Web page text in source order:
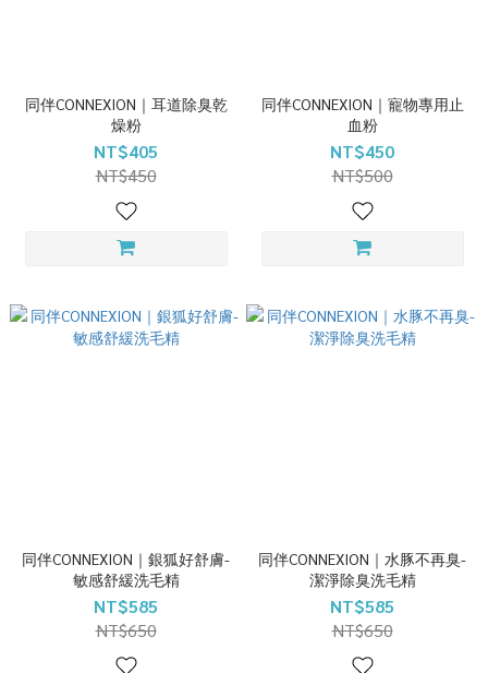
同伴CONNEXION｜耳道除臭乾
燥粉
NT$405
NT$450
同伴CONNEXION｜寵物專用止
血粉
NT$450
NT$500
同伴CONNEXION｜銀狐好舒膚-
敏感舒緩洗毛精
NT$585
NT$650
同伴CONNEXION｜水豚不再臭-
潔淨除臭洗毛精
NT$585
NT$650